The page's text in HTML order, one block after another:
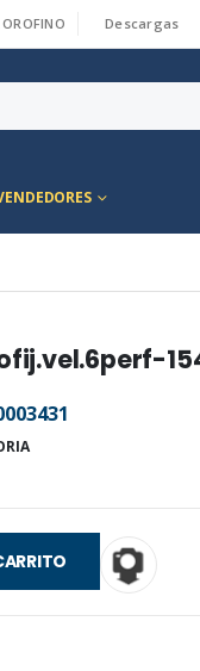
Descargas